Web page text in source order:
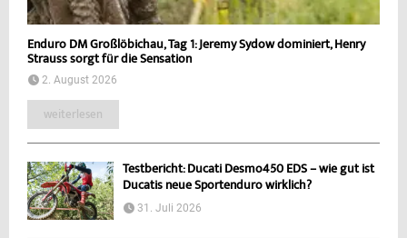
Enduro DM Großlöbichau, Tag 1: Jeremy Sydow dominiert, Henry
Strauss sorgt für die Sensation
2. August 2026
weiterlesen
Testbericht: Ducati Desmo450 EDS – wie gut ist
Ducatis neue Sportenduro wirklich?
31. Juli 2026